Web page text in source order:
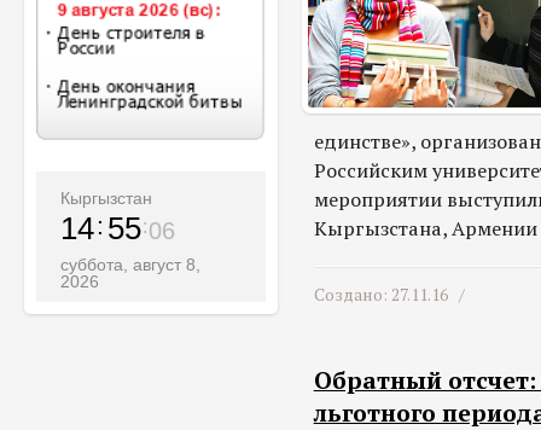
Кыргызстан
14 55 08
суббота, август 8,
2026
единстве»,
Российским
мероприятии
Кыргызстана,
Создано: 27.11.16 /
Обратный
льготного